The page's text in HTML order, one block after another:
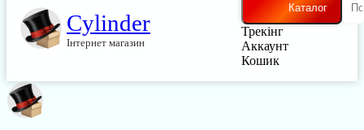
Cylinder
Інтернет магазин
Каталог
Трекінг
Аккаунт
Кошик